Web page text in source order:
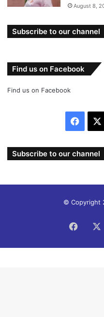
August 8,
Subscribe to our channel
Find us on Facebook
Find us on Facebook
Subscribe to our channel
© Copyright